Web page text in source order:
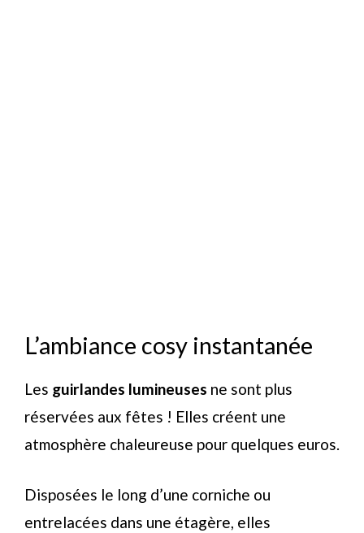
L’ambiance cosy instantanée
Les guirlandes lumineuses ne sont plus
réservées aux fêtes ! Elles créent une
atmosphère chaleureuse pour quelques euros.
Disposées le long d’une corniche ou
entrelacées dans une étagère, elles